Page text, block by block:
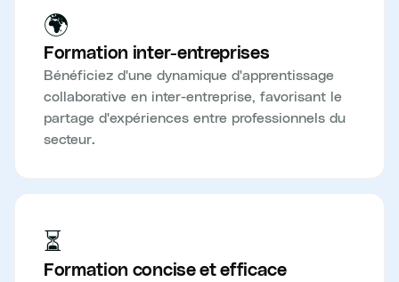
🌍
Formation inter-entreprises
Bénéficiez d'une dynamique d'apprentissage
collaborative en inter-entreprise, favorisant le
partage d'expériences entre professionnels du
secteur.
⏳
Formation concise et efficace